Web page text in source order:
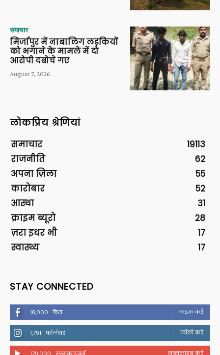
समाचार
मिर्जापुर में नाबालिग लड़कियों
को भगाने के मामले में दो
आरोपी दबोचे गए
August 7, 2026
लोकप्रिय श्रेणियां
समाचार
19113
राजनीति
62
अपना ज़िला
55
कारोबार
52
आस्था
31
क्राइम ब्यूरो
28
ज़रा इधर भी
17
स्वास्थ्य
17
STAY CONNECTED
18,000 फैंस लाइक करें
1,791 फॉलोवर फॉलो करें
सब्सक्राइब करें